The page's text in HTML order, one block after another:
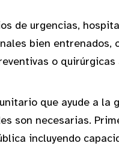
de urgencias,
bien entrenados,
o
que ayude a la
son necesarias.
incluyendo